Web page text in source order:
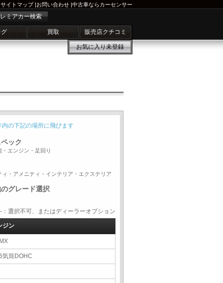
サイトマップ|お問い合わせ |中古車ならカーセンサー
ミアカー検索
買取 販売店クチコミ
お気に入り未登録
内の下記の場所に飛びます
ック
・エンジン・足回り
ィ・アメニティ・インテリア・エクステリア
グレード選択
択不可、またはディーラーオプション
ジン
気筒DOHC